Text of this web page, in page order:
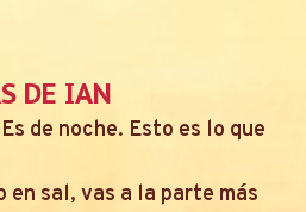
DE IAN
de noche. Esto es lo que
en sal, vas a la parte más